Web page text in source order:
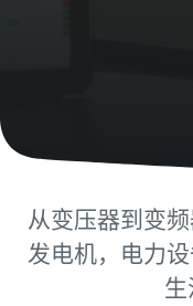
查看全部
查看全部
从变压器到变
发电机，电力
生